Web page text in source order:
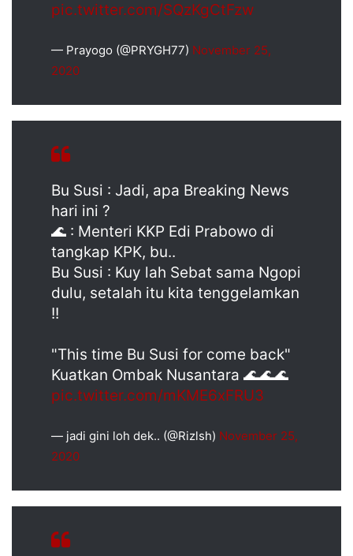
pic.twitter.com/SQzKgCtFzw
— Prayogo (@PRYGH77) November 25,
2020
Bu Susi : Jadi, apa Breaking News
hari ini ?
🌊 : Menteri KKP Edi Prabowo di
tangkap KPK, bu..
Bu Susi : Kuy lah Sebat sama Ngopi
dulu, setalah itu kita tenggelamkan
!!
"This time Bu Susi for come back"
Kuatkan Ombak Nusantara 🌊🌊🌊
pic.twitter.com/mKME6xFRU3
— jadi gini loh dek.. (@Rizlsh) November 25,
2020